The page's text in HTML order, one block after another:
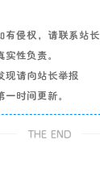
侵权，请联系站长
性负责。
请向站长举报
时间更新。
THE END